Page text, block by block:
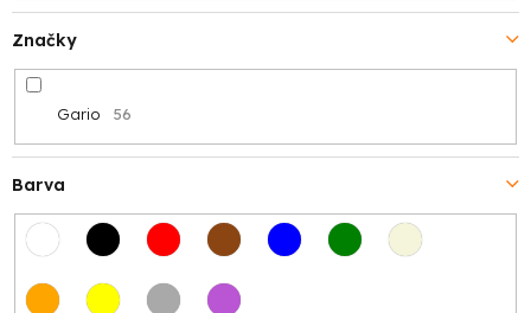
Značky
Gario 56
Barva